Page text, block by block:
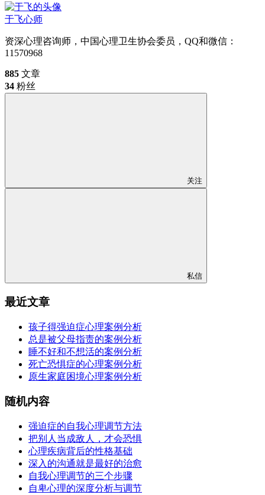
于飞心师
资深心理咨询师，中国心理卫生协会委员，QQ和微信：
11570968
885 文章
34 粉丝
关注
私信
最近文章
孩子得强迫症心理案例分析
总是被父母指责的案例分析
睡不好和不想活的案例分析
死亡恐惧症的心理案例分析
原生家庭困境心理案例分析
随机内容
强迫症的自我心理调节方法
把别人当成敌人，才会恐惧
心理疾病背后的性格基础
深入的沟通就是最好的治愈
自我心理调节的三个步骤
自卑心理的深度分析与调节